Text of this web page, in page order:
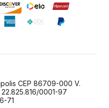
CEP 86709-000 V.
22.825.816/0001-97
71